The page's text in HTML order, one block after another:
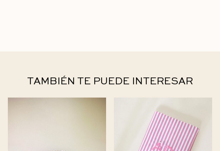
TAMBIÉN TE PUEDE INTERESAR